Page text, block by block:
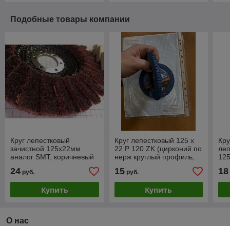
Подобные товары компании
Круг лепестковый
зачистной 125х22мм
аналог SMT, коричневый
24 руб.
Купить
Круг лепестковый 125 х
22 Р 120 ZK (цирконий по
нерж круглый профиль,
код 1.19232
15руб.
Купить
18
О нас